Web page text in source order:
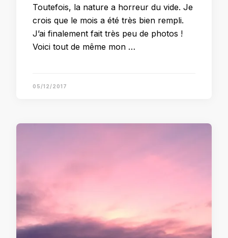
Toutefois, la nature a horreur du vide. Je
crois que le mois a été très bien rempli.
J’ai finalement fait très peu de photos !
Voici tout de même mon …
05/12/2017